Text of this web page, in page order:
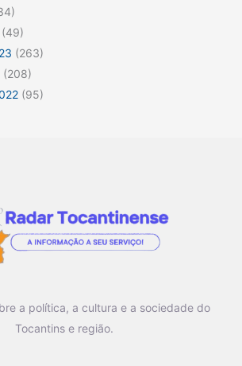
(49)
(263)
(208)
(95)
a política, a cultura e a sociedade do
Tocantins e região.